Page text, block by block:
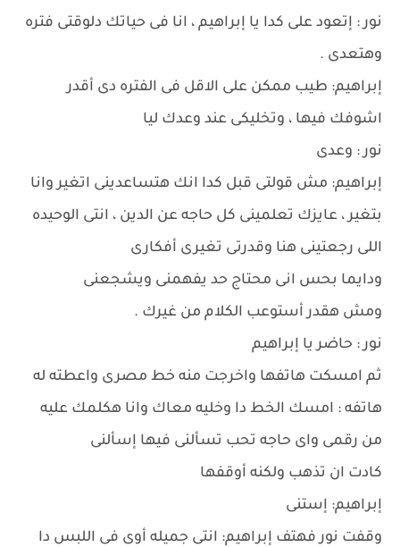
نور : إتعود على كدا يا إبراهيم ، انا فى حياتك دلوقتى فتره
وهتعدى .
إبراهيم: طيب ممكن على الاقل فى الفتره دى أقدر
اشوفك فيها ، وتخليكى عند وعدك ليا
نور : وعدى
إبراهيم: مش قولتى قبل كدا انك هتساعدينى اتغير وانا
بتغير ، عايزك تعلمينى كل حاجه عن الدين ، انتى الوحيده
اللى رجعتينى هنا وقدرتى تغيرى أفكارى
ودايما بحس انى محتاج حد يفهمنى ويشجعنى
ومش هقدر أستوعب الكلام من غيرك .
نور : حاضر يا إبراهيم
ثم امسكت هاتفها واخرجت منه خط مصرى واعطته له
هاتفه : امسك الخط دا وخليه معاك وانا هكلمك عليه
من رقمى واى حاجه تحب تسألنى فيها إسألنى
كادت ان تذهب ولكنه أوقفها
إبراهيم: إستنى
وقفت نور فهتف إبراهيم: انتى جميله أوى فى اللبس دا